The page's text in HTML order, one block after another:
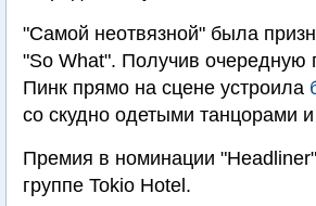
"Самой неотвязной" была
"So What". Получив очередную
Пинк прямо на сцене устроила
со скудно одетыми танцорами
Премия в номинации
группе Tokio Hotel.